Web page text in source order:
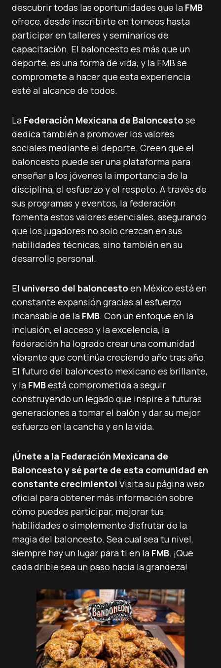
descubrir todas las oportunidades que la FMB
ofrece, desde inscribirte en torneos hasta
participar en talleres y seminarios de
capacitación. El baloncesto es más que un
deporte, es una forma de vida, y la FMB se
compromete a hacer que esta experiencia
esté al alcance de todos.
La Federación Mexicana de Baloncesto se
dedica también a promover los valores
sociales mediante el deporte. Creen que el
baloncesto puede ser una plataforma para
enseñar a los jóvenes la importancia de la
disciplina, el esfuerzo y el respeto. A través de
sus programas y eventos, la federación
fomenta estos valores esenciales, asegurando
que los jugadores no solo crezcan en sus
habilidades técnicas, sino también en su
desarrollo personal.
El universo del baloncesto en México está en
constante expansión gracias al esfuerzo
incansable de la FMB. Con un enfoque en la
inclusión, el acceso y la excelencia, la
federación ha logrado crear una comunidad
vibrante que continúa creciendo año tras año.
El futuro del baloncesto mexicano es brillante,
y la FMBestá comprometida a seguir
construyendo un legado que inspire a futuras
generaciones a tomar el balón y dar su mejor
esfuerzo en la cancha y en la vida.
¡Únete a la Federación Mexicana de
Baloncesto y sé parte de esta comunidad en
constante crecimiento! Visita su página web
oficial para obtener más información sobre
cómo puedes participar, mejorar tus
habilidades o simplemente disfrutar de la
magia del baloncesto. Sea cual sea tu nivel,
siempre hay un lugar para ti en la FMB. ¡Que
cada drible sea un paso hacia la grandeza!